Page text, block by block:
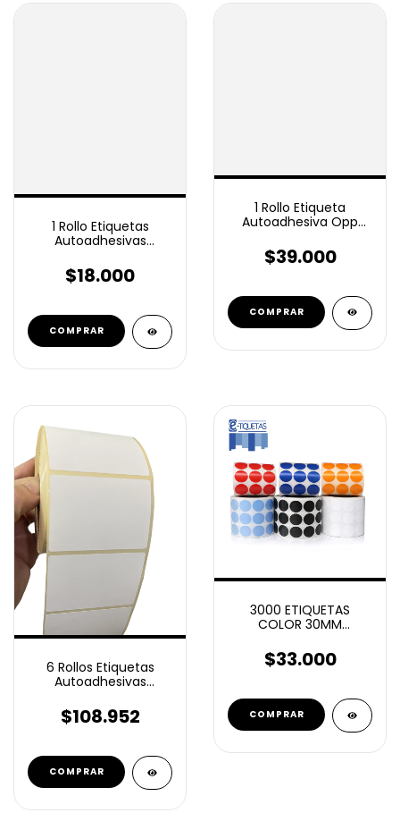
1 Rollo Etiquetas
Autoadhesivas
Mm 1000 Unidades
$18.000
1 Rollo Etiqueta
Autoadhesiva Opp
bandas
$39.000
6 Rollos Etiquetas
Autoadhesivas
mm 600 C/U
$108.952
3000 ETIQUETAS
COLOR 30MM
AUTOADHESIVOS
$33.000